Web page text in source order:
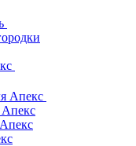
Апекс
Апекс